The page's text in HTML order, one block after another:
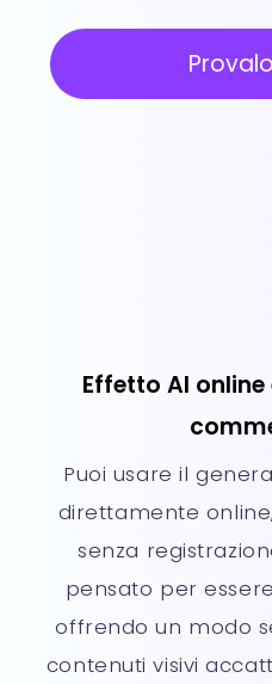
Effetto AI
Puoi usare il
direttamente
senza
pensato per
offrendo un modo
contenuti visivi